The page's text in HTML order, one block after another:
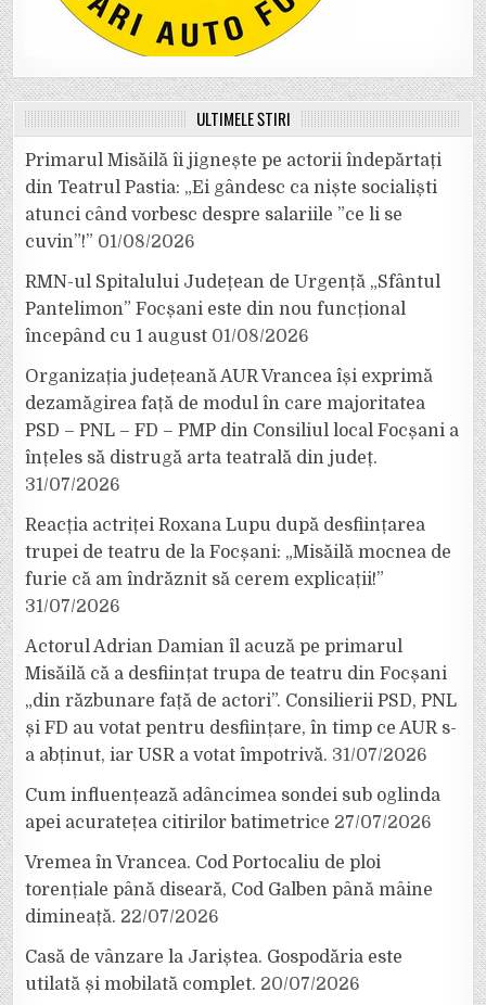
ULTIMELE ȘTIRI
Primarul Misăilă îi jignește pe actorii îndepărtați
din Teatrul Pastia: „Ei gândesc ca niște socialiști
atunci când vorbesc despre salariile ”ce li se
cuvin”!” 01/08/2026
RMN-ul Spitalului Județean de Urgență „Sfântul
Pantelimon” Focșani este din nou funcțional
începând cu 1 august 01/08/2026
Organizația județeană AUR Vrancea își exprimă
dezamăgirea față de modul în care majoritatea
PSD – PNL – FD – PMP din Consiliul local Focșani a
înțeles să distrugă arta teatrală din județ.
31/07/2026
Reacția actriței Roxana Lupu după desființarea
trupei de teatru de la Focșani: „Misăilă mocnea de
furie că am îndrăznit să cerem explicații!”
31/07/2026
Actorul Adrian Damian îl acuză pe primarul
Misăilă că a desființat trupa de teatru din Focșani
„din răzbunare față de actori”. Consilierii PSD, PNL
și FD au votat pentru desființare, în timp ce AUR s-
a abținut, iar USR a votat împotrivă. 31/07/2026
Cum influențează adâncimea sondei sub oglinda
apei acuratețea citirilor batimetrice 27/07/2026
Vremea în Vrancea. Cod Portocaliu de ploi
torențiale până diseară, Cod Galben până mâine
dimineață. 22/07/2026
Casă de vânzare la Jariștea. Gospodăria este
utilată și mobilată complet. 20/07/2026